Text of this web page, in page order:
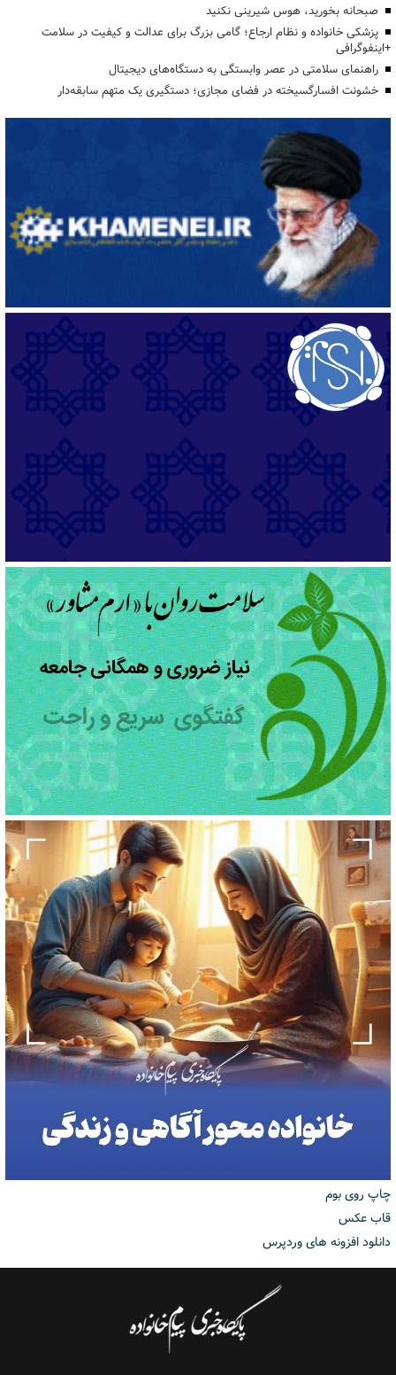
صبحانه بخورید، هوس شیرینی نکنید
پزشکی خانواده و نظام ارجاع؛ گامی بزرگ برای عدالت و کیفیت در سلامت
+اینفوگرافی
راهنمای سلامتی در عصر وابستگی به دستگاه‌های دیجیتال
خشونت افسارگسیخته در فضای مجازی؛ دستگیری یک متهم سابقه‌دار
چاپ روی بوم
قاب عکس
دانلود افزونه های وردپرس